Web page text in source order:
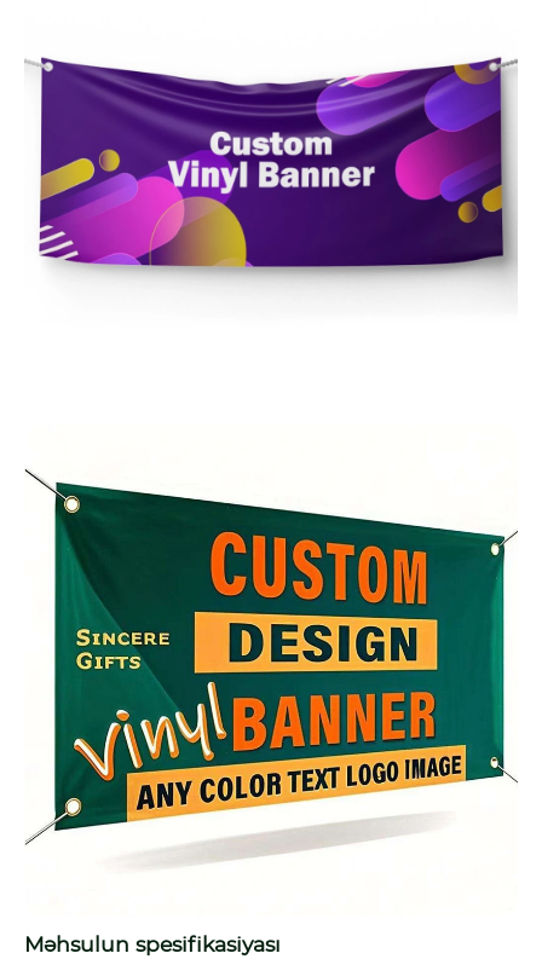
Məhsulun spesifikasiyası